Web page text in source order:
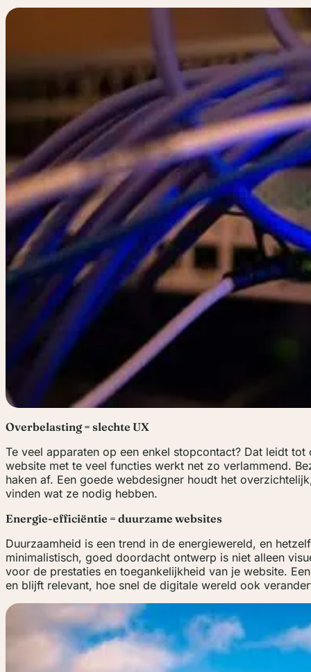
Overbelasting = slechte UX
Te veel apparaten op een enkel stopcontact? Dat leidt
website met te veel functies werkt net zo verlammend.
haken af. Een goede webdesigner houdt het
vinden wat ze nodig hebben.
Energie-efficiëntie = duurzame websites
Duurzaamheid is een trend in de energiewereld, en
minimalistisch, goed doordacht ontwerp is niet alleen
voor de prestaties en toegankelijkheid van je website.
en blijft relevant, hoe snel de digitale wereld ook